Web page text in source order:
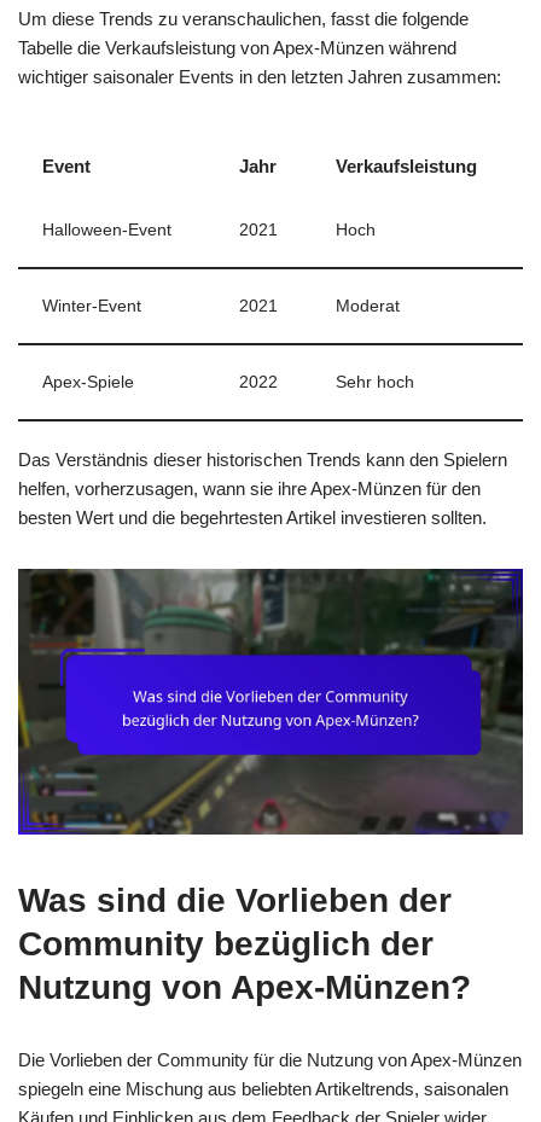
Um diese Trends zu veranschaulichen, fasst die folgende
Tabelle die Verkaufsleistung von Apex-Münzen während
wichtiger saisonaler Events in den letzten Jahren zusammen:
Event Jahr Verkaufsleistung
Halloween-Event 2021 Hoch
Winter-Event 2021 Moderat
Apex-Spiele 2022 Sehr hoch
Das Verständnis dieser historischen Trends kann den Spielern
helfen, vorherzusagen, wann sie ihre Apex-Münzen für den
besten Wert und die begehrtesten Artikel investieren sollten.
Was sind die Vorlieben der
Community bezüglich der
Nutzung von Apex-Münzen?
Die Vorlieben der Community für die Nutzung von Apex-Münzen
spiegeln eine Mischung aus beliebten Artikeltrends, saisonalen
Käufen und Einblicken aus dem Feedback der Spieler wider.